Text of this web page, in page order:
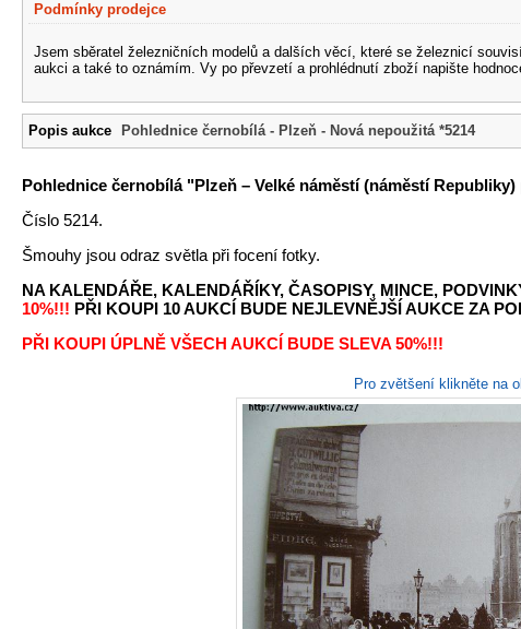
Podmínky prodejce
Jsem sběratel železničních modelů a dalších věcí, které se železnicí
aukci a také to oznámím. Vy po převzetí a prohlédnutí zboží napište
Popis aukce Pohlednice černobílá - Plzeň - Nová nepoužitá *5214
Pohlednice černobílá "Plzeň – Velké náměstí (náměstí
Číslo 5214.
Šmouhy jsou odraz světla při focení fotky.
NA KALENDÁŘE, KALENDÁŘÍKY, ČASOPISY, MINCE,
10%!!! PŘI KOUPI 10 AUKCÍ BUDE NEJLEVNĚJŠÍ AUKCE ZA
PŘI KOUPI ÚPLNĚ VŠECH AUKCÍ BUDE SLEVA 50%!!!
Pro zvětšení klikněte na